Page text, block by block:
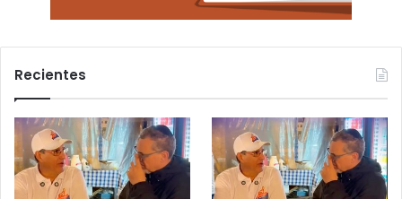
Recientes